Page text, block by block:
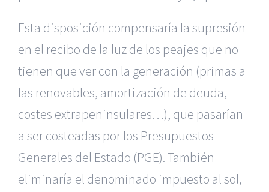
Esta disposición compensaría la supresión
en el recibo de la luz de los peajes que no
tienen que ver con la generación (primas a
las renovables, amortización de deuda,
costes extrapeninsulares…), que pasarían
a ser costeadas por los Presupuestos
Generales del Estado (PGE). También
eliminaría el denominado impuesto al sol,